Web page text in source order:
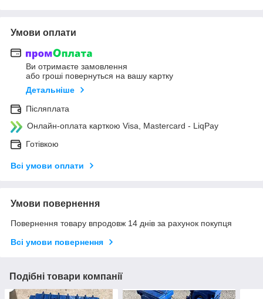
Умови оплати
Ви отримаєте замовлення
або гроші повернуться на вашу картку
Детальніше
Післяплата
Онлайн-оплата карткою Visa, Mastercard - LiqPay
Готівкою
Всі умови оплати
Умови повернення
Повернення товару впродовж 14 днів за рахунок покупця
Всі умови повернення
Подібні товари компанії